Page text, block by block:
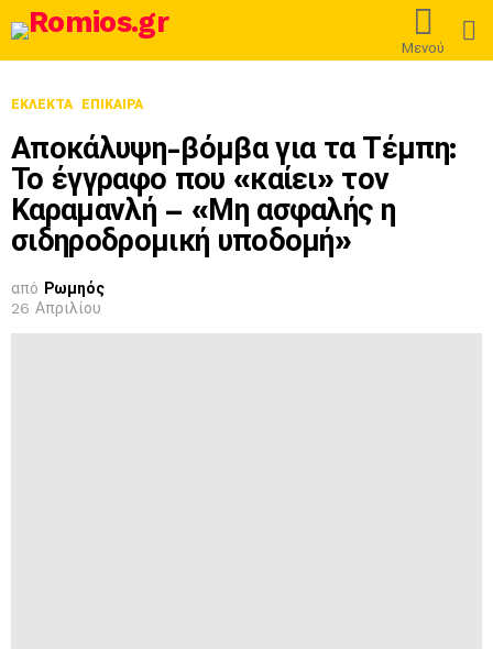
Μενού
ΕΚΛΕΚΤΆ ΕΠΊΚΑΙΡΑ
Αποκάλυψη-βόμβα για τα Τέμπη:
Το έγγραφο που «καίει» τον
Καραμανλή – «Μη ασφαλής η
σιδηροδρομική υποδομή»
από Ρωμηός
26 Απριλίου